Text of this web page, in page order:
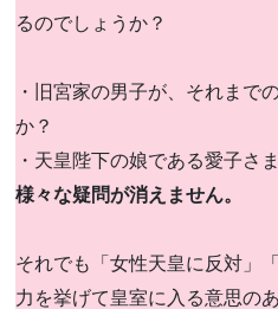
るのでしょうか？
・旧宮家の男子が、それまで
か？
・天皇陛下の娘である愛子さ
様々な疑問が消えません。
それでも「女性天皇に反対」
力を挙げて皇室に入る意思の